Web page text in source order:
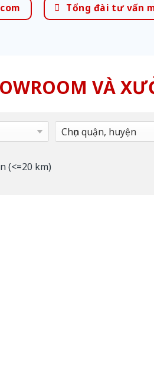
Tổng đài tư vấn
VÀ
(<=20 km)